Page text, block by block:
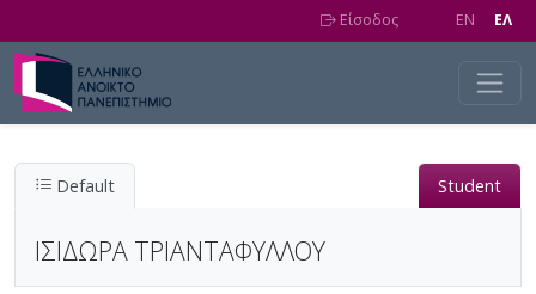
Είσοδος EN EΛ
Default Student
ΙΣΙΔΩΡΑ ΤΡΙΑΝΤΑΦΥΛΛΟΥ